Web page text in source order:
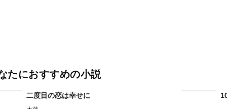
たにおすすめの小説
二度目の恋は幸せに